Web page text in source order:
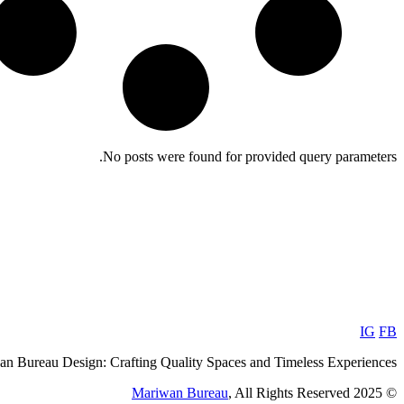
No posts were found for provided query parameters.
IG FB
Bureau Design: Crafting Quality Spaces and Timeless Experiences
© 2025
Mariwan Bureau, All Rights Reserved